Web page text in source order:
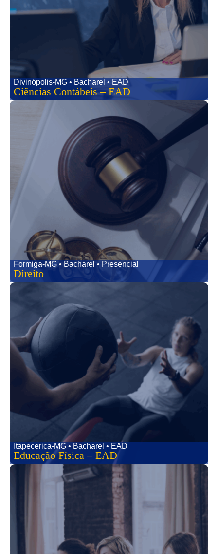
Divinópolis-MG • Bacharel • EAD
Ciências Contábeis – EAD
Formiga-MG • Bacharel • Presencial
Direito
Itapecerica-MG • Bacharel • EAD
Educação Física – EAD